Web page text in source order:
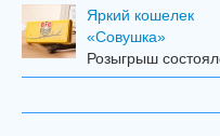
Яркий кошелек
«Совушка»
Розыгрыш